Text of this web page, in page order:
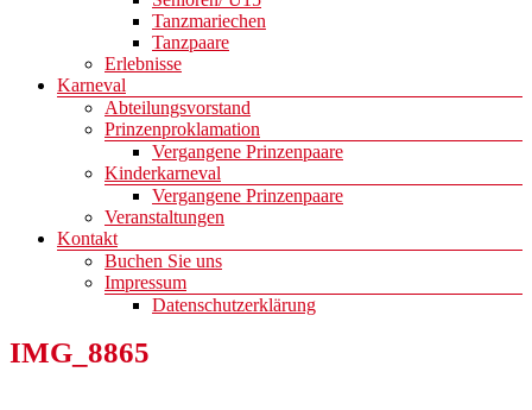
Tanzmariechen
Tanzpaare
Erlebnisse
Karneval
Abteilungsvorstand
Prinzenproklamation
Vergangene Prinzenpaare
Kinderkarneval
Vergangene Prinzenpaare
Veranstaltungen
Kontakt
Buchen Sie uns
Impressum
Datenschutzerklärung
IMG_8865